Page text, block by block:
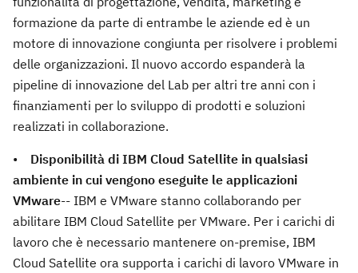
formazione da parte di entrambe le aziende ed è un
motore di innovazione congiunta per risolvere i problemi
delle organizzazioni. Il nuovo accordo espanderà la
pipeline di innovazione del Lab per altri tre anni con i
finanziamenti per lo sviluppo di prodotti e soluzioni
realizzati in collaborazione.
• Disponibilità di IBM Cloud Satellite in qualsiasi
ambiente in cui vengono eseguite le applicazioni
VMware-- IBM e VMware stanno collaborando per
abilitare IBM Cloud Satellite per VMware. Per i carichi di
lavoro che è necessario mantenere on-premise, IBM
Cloud Satellite ora supporta i carichi di lavoro VMware in